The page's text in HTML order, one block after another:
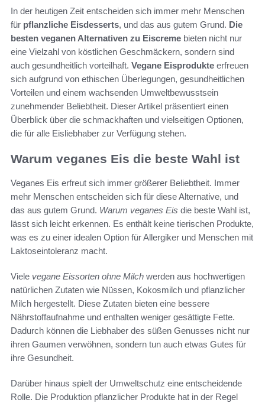
In der heutigen Zeit entscheiden sich immer mehr Menschen
für pflanzliche Eisdesserts, und das aus gutem Grund. Die
besten veganen Alternativen zu Eiscreme bieten nicht nur
eine Vielzahl von köstlichen Geschmäckern, sondern sind
auch gesundheitlich vorteilhaft. Vegane Eisprodukte erfreuen
sich aufgrund von ethischen Überlegungen, gesundheitlichen
Vorteilen und einem wachsenden Umweltbewusstsein
zunehmender Beliebtheit. Dieser Artikel präsentiert einen
Überblick über die schmackhaften und vielseitigen Optionen,
die für alle Eisliebhaber zur Verfügung stehen.
Warum veganes Eis die beste Wahl ist
Veganes Eis erfreut sich immer größerer Beliebtheit. Immer
mehr Menschen entscheiden sich für diese Alternative, und
das aus gutem Grund. Warum veganes Eis die beste Wahl ist,
lässt sich leicht erkennen. Es enthält keine tierischen Produkte,
was es zu einer idealen Option für Allergiker und Menschen mit
Laktoseintoleranz macht.
Viele vegane Eissorten ohne Milch werden aus hochwertigen
natürlichen Zutaten wie Nüssen, Kokosmilch und pflanzlicher
Milch hergestellt. Diese Zutaten bieten eine bessere
Nährstoffaufnahme und enthalten weniger gesättigte Fette.
Dadurch können die Liebhaber des süßen Genusses nicht nur
ihren Gaumen verwöhnen, sondern tun auch etwas Gutes für
ihre Gesundheit.
Darüber hinaus spielt der Umweltschutz eine entscheidende
Rolle. Die Produktion pflanzlicher Produkte hat in der Regel